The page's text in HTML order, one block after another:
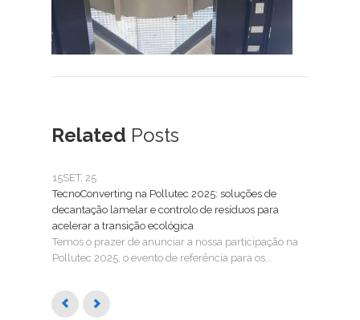
Related Posts
15SET, 25
TecnoConverting na Pollutec 2025: soluções de
decantação lamelar e controlo de resíduos para
acelerar a transição ecológica
Temos o prazer de anunciar a nossa participação na
Pollutec 2025, o evento de referência para os...